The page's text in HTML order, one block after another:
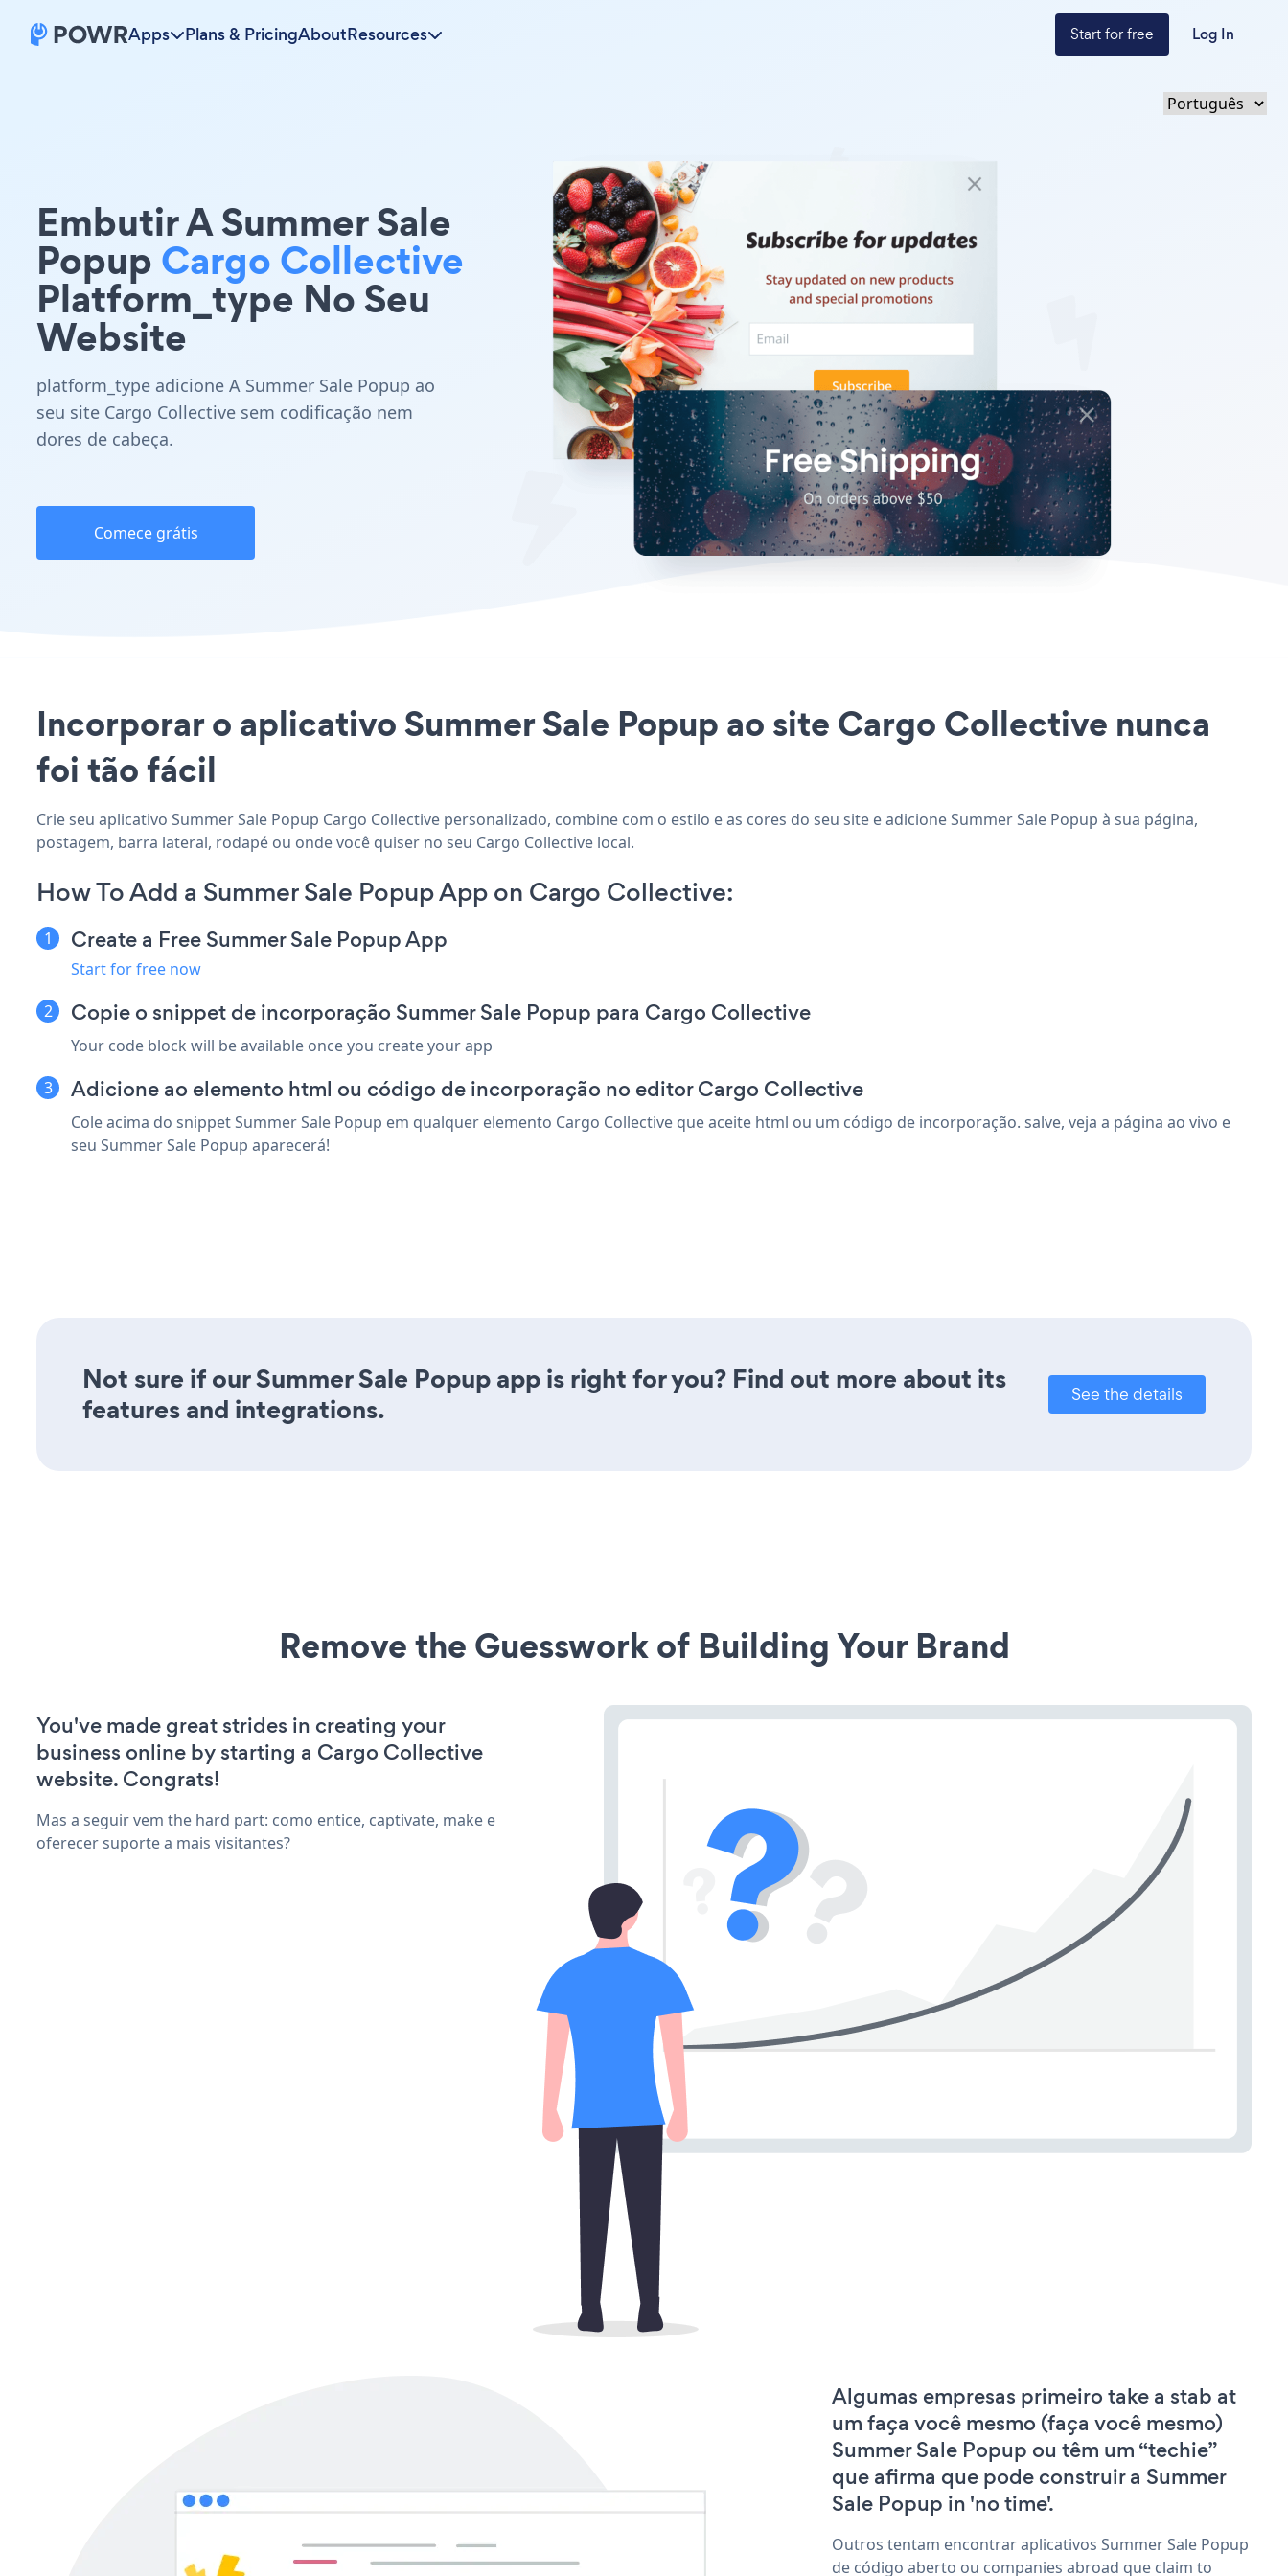
Apps Plans & PricingAboutResources Start for free Log In
Embutir A Summer Sale
PopupCargo Collective
Platform_type No Seu
Website
platform_type adicione A Summer Sale Popup ao
seu site Cargo Collective sem codificação nem
dores de cabeça.
Comece grátis
Incorporar o aplicativo Summer Sale Popup ao site Cargo Collective nunca
foi tão fácil
Crie seu aplicativo Summer Sale Popup Cargo Collective personalizado, combine com o estilo e as cores do seu site e adicione Summer Sale Popup à sua página,
postagem, barra lateral, rodapé ou onde você quiser no seu Cargo Collective local.
How To Add a Summer Sale Popup App on Cargo Collective:
Create a Free Summer Sale Popup App
Start for free now
Copie o snippet de incorporação Summer Sale Popup para Cargo Collective
Your code block will be available once you create your app
Adicione ao elemento html ou código de incorporação no editor Cargo Collective
Cole acima do snippet Summer Sale Popup em qualquer elemento Cargo Collective que aceite html ou um código de incorporação. salve, veja a página ao vivo e
seu Summer Sale Popup aparecerá!
Not sure if our Summer Sale Popup app is right for you? Find out more about its
features and integrations.
See the details
Remove the Guesswork of Building Your Brand
You've made great strides in creating your
business online by starting a Cargo Collective
website. Congrats!
Mas a seguir vem the hard part: como entice, captivate, make e
oferecer suporte a mais visitantes?
Algumas empresas primeiro take a stab at
um faça você mesmo (faça você mesmo)
Summer Sale Popup ou têm um “techie”
que afirma que pode construir a Summer
Sale Popup in 'no time'.
Outros tentam encontrar aplicativos Summer Sale Popup
de código aberto ou companies abroad que claim to